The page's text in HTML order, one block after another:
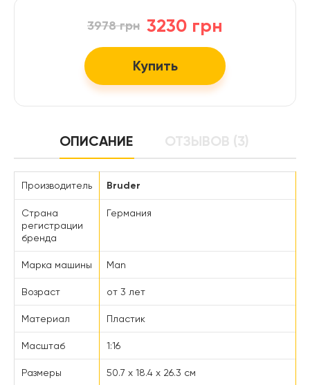
3230 грн
3978 грн
Купить
ОПИСАНИЕ ОТЗЫВОВ (3)
Производитель Bruder
Страна
регистрации
бренда
Германия
Марка машины Man
Возраст от 3 лет
Материал Пластик
Масштаб 1:16
Размеры 50.7 х 18.4 х 26.3 см